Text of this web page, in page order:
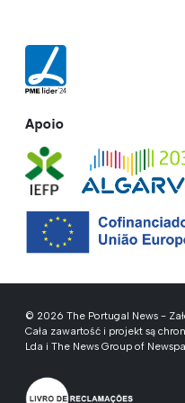
Apoio
© 2026 The Portugal News -
Cała zawartość i projekt są
Lda i The News Group of